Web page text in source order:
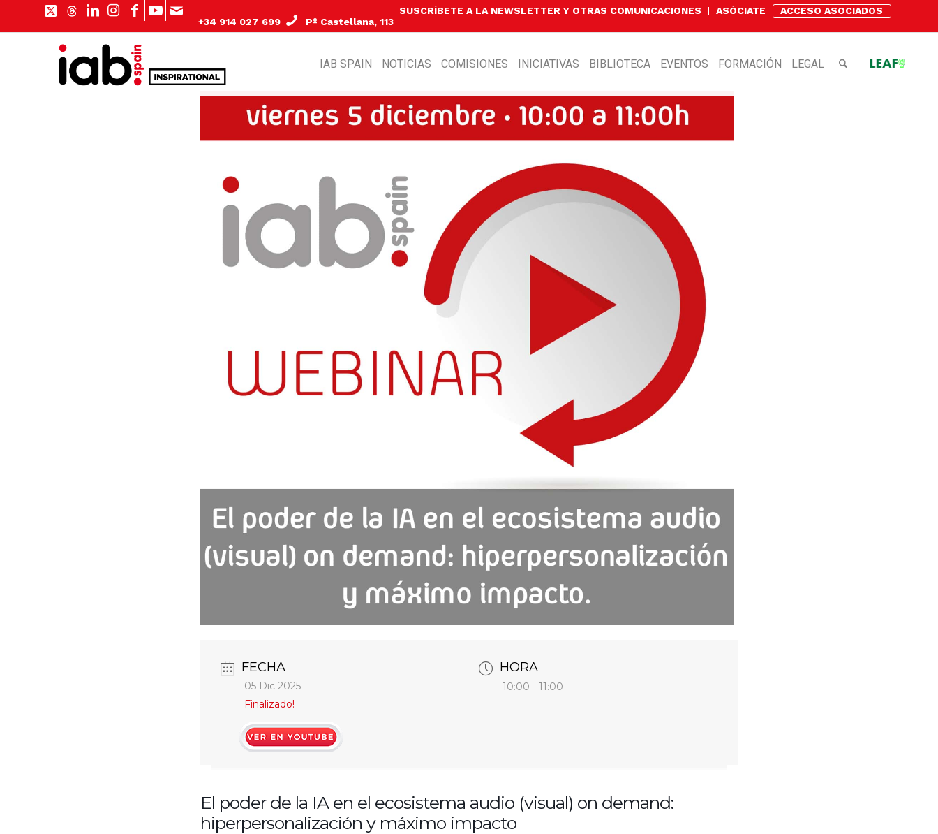
SUSCRÍBETE A LA NEWSLETTER Y OTRAS COMUNICACIONES ASÓCIATE
ACCESO ASOCIADOS
+34 914 027 699
Pº Castellana, 113
IAB SPAIN NOTICIAS COMISIONES INICIATIVAS BIBLIOTECA EVENTOS FORMACIÓN LEGAL
FECHA
05 Dic 2025
Finalizado!
HORA
10:00 - 11:00
http://youtube.com/watch?
v=iO4JP-RITkU&t=1s
El poder de la IA en el ecosistema audio (visual) on demand:
hiperpersonalización y máximo impacto